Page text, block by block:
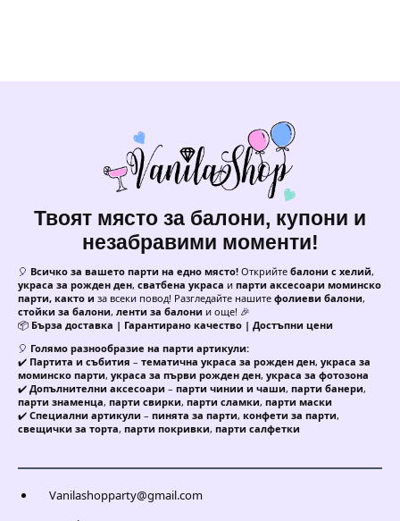
Твоят място за балони, купони и
незабравими моменти!
🎈 Всичко за вашето парти на едно място! Открийте балони с хелий,
украса за рожден ден, сватбена украса и парти аксесоари моминско
парти, както и за всеки повод! Разгледайте нашите фолиеви балони,
стойки за балони, ленти за балони и още! 🎉
📦 Бърза доставка | Гарантирано качество | Достъпни цени
🎈 Голямо разнообразие на парти артикули:
✔️ Партита и събития – тематична украса за рожден ден, украса за
моминско парти, украса за първи рожден ден, украса за фотозона
✔️ Допълнителни аксесоари – парти чинии и чаши, парти банери,
парти знаменца, парти свирки, парти сламки, парти маски
✔️ Специални артикули – пинята за парти, конфети за парти,
свещички за торта, парти покривки, парти салфетки
Vanilashopparty@gmail.com